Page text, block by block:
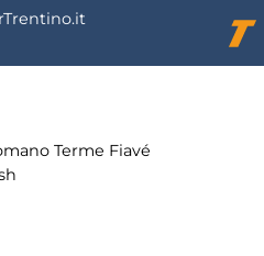
Terme Fiavé